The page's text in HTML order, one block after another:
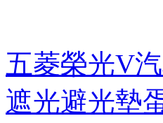
五菱榮光V
遮光避光墊